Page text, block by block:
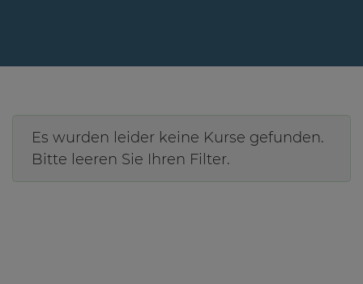
Es wurden leider keine Kurse gefunden.
Bitte leeren Sie Ihren Filter.